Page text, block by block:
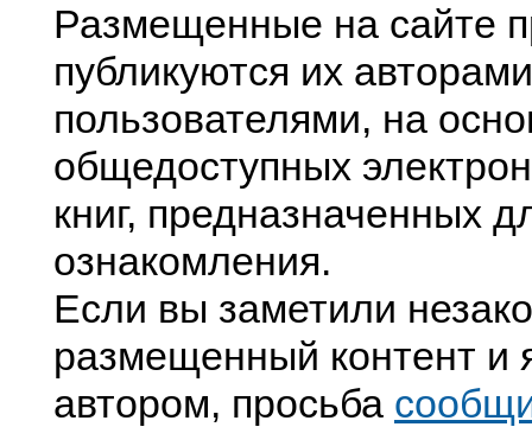
Размещенные на сайте
публикуются их
пользователями, на
общедоступных
книг, предназначенных
ознакомления.
Если вы заметили
размещенный контент и
автором, просьба